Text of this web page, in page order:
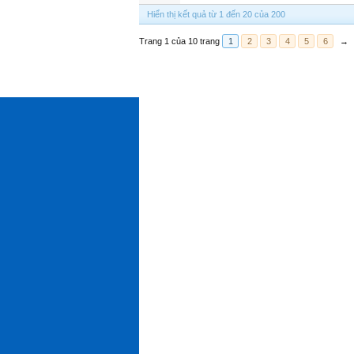
Hiển thị kết quả từ 1 đến 20 của 200
Trang 1 của 10 trang 1 2 3 4 5 6 →